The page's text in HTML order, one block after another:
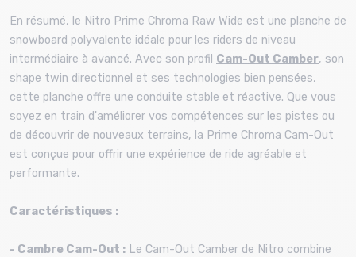
En résumé, le Nitro Prime Chroma Raw Wide est une planche de
snowboard polyvalente idéale pour les riders de niveau
intermédiaire à avancé. Avec son profil Cam-Out Camber, son
shape twin directionnel et ses technologies bien pensées,
cette planche offre une conduite stable et réactive. Que vous
soyez en train d'améliorer vos compétences sur les pistes ou
de découvrir de nouveaux terrains, la Prime Chroma Cam-Out
est conçue pour offrir une expérience de ride agréable et
performante.
Caractéristiques :
- Cambre Cam-Out : Le Cam-Out Camber de Nitro combine